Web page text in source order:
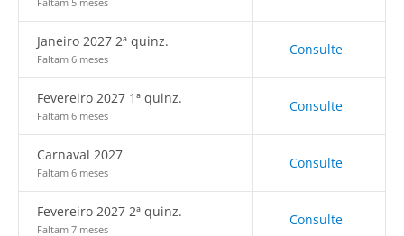
Janeiro 2027 2ª quinz.
Faltam 6 meses
Consulte
Fevereiro 2027 1ª quinz.
Faltam 6 meses
Consulte
Carnaval 2027
Faltam 6 meses
Consulte
Fevereiro 2027 2ª quinz.
Faltam 7 meses
Consulte